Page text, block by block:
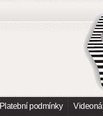
Platební podmínky